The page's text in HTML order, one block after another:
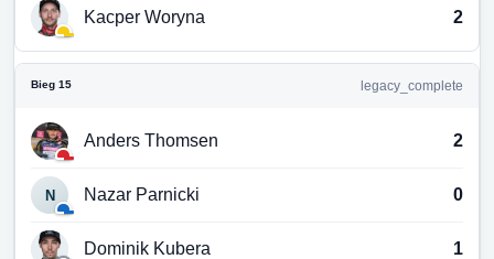
Kacper Woryna 2
Bieg 15 legacy_complete
Anders Thomsen 2
N Nazar Parnicki 0
Dominik Kubera 1